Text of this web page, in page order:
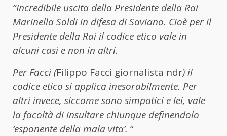
“Incredibile uscita della Presidente della Rai
Marinella Soldi in difesa di Saviano. Cioè per il
Presidente della Rai il codice etico vale in
alcuni casi e non in altri.
Per Facci (Filippo Facci giornalista ndr) il
codice etico si applica inesorabilmente. Per
altri invece, siccome sono simpatici e lei, vale
la facoltà di insultare chiunque definendolo
‘esponente della mala vita’. “